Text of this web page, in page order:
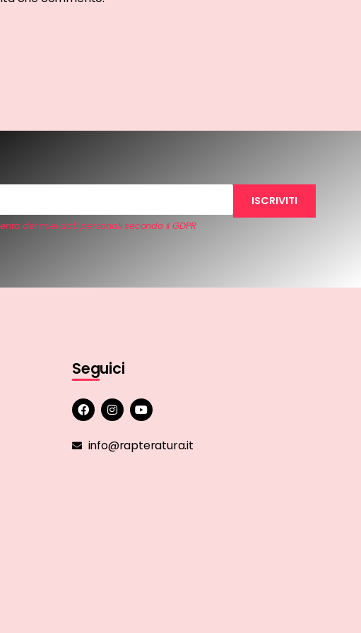
dei miei dati personali secondo il GDPR
Seguici
info@rapteratura.it